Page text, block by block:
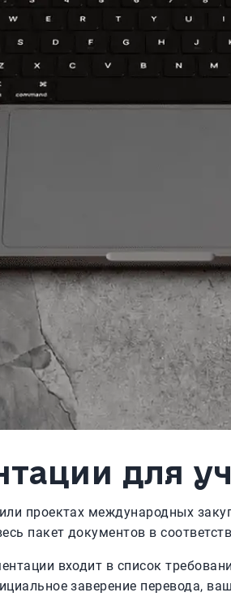
для
проектах международных
пакет документов в
входит в список
заверение перевода,